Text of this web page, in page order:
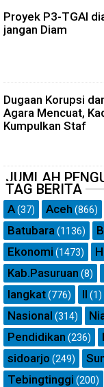
Proyek P3-TGAI
jangan Diam
Dugaan Korupsi
Agara Mencuat,
Kumpulkan Staf
JUMLAH
TAG BERITA
A(37) Aceh (866)
Batubara (1136)
Ekonomi (1473)
Kab.Pasuruan (8)
langkat(776) ll (1)
Nasional (314)
Pendidikan (236)
sidoarjo (249)
Tebingtinggi (200)